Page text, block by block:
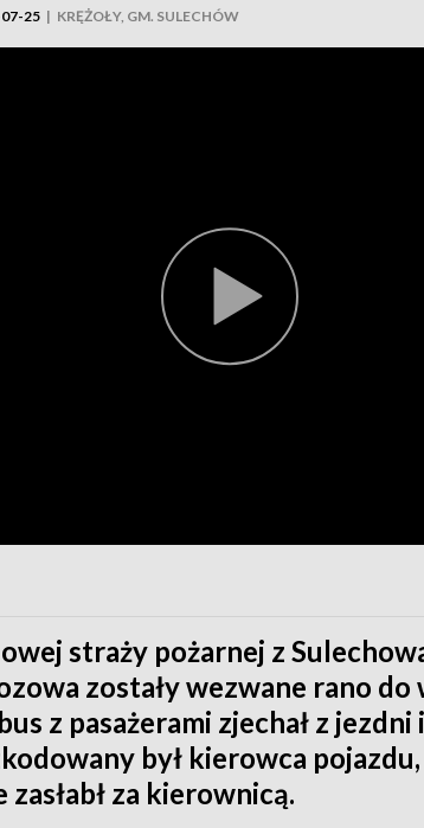
25 | KRĘŻOŁY, GM. SULECHÓW
straży pożarnej z
zostały wezwane rano do
z pasażerami zjechał z
był kierowca
za kierownicą.